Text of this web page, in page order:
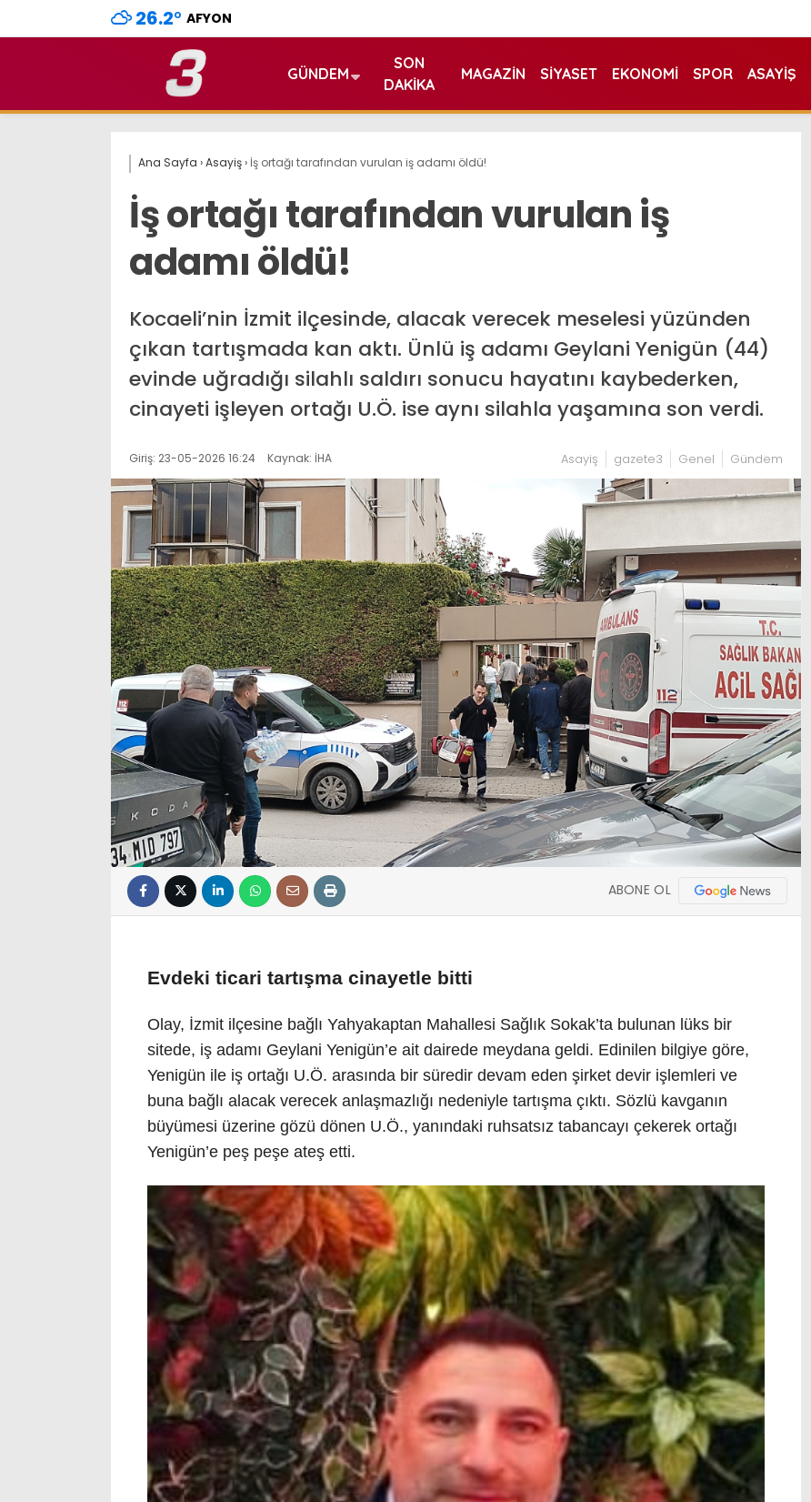
26.2° AFYON
GÜNDEM
SON
DAKIKA
MAGAZIN SIYASET EKONOMI SPOR ASAYIŞ
Ana Sayfa ›Asayiş› İş ortağı tarafından vurulan iş adamı öldü!
İş ortağı tarafından vurulan iş
adamı öldü!
Kocaeli’nin İzmit ilçesinde, alacak verecek meselesi yüzünden
çıkan tartışmada kan aktı. Ünlü iş adamı Geylani Yenigün (44)
evinde uğradığı silahlı saldırı sonucu hayatını kaybederken,
cinayeti işleyen ortağı U.Ö. ise aynı silahla yaşamına son verdi.
Giriş: 23-05-2026 16:24 Kaynak: İHA Asayiş gazete3 Genel Gündem
ABONE OL
Evdeki ticari tartışma cinayetle bitti
Olay, İzmit ilçesine bağlı Yahyakaptan Mahallesi Sağlık Sokak’ta bulunan lüks bir
sitede, iş adamı Geylani Yenigün’e ait dairede meydana geldi. Edinilen bilgiye göre,
Yenigün ile iş ortağı U.Ö. arasında bir süredir devam eden şirket devir işlemleri ve
buna bağlı alacak verecek anlaşmazlığı nedeniyle tartışma çıktı. Sözlü kavganın
büyümesi üzerine gözü dönen U.Ö., yanındaki ruhsatsız tabancayı çekerek ortağı
Yenigün’e peş peşe ateş etti.